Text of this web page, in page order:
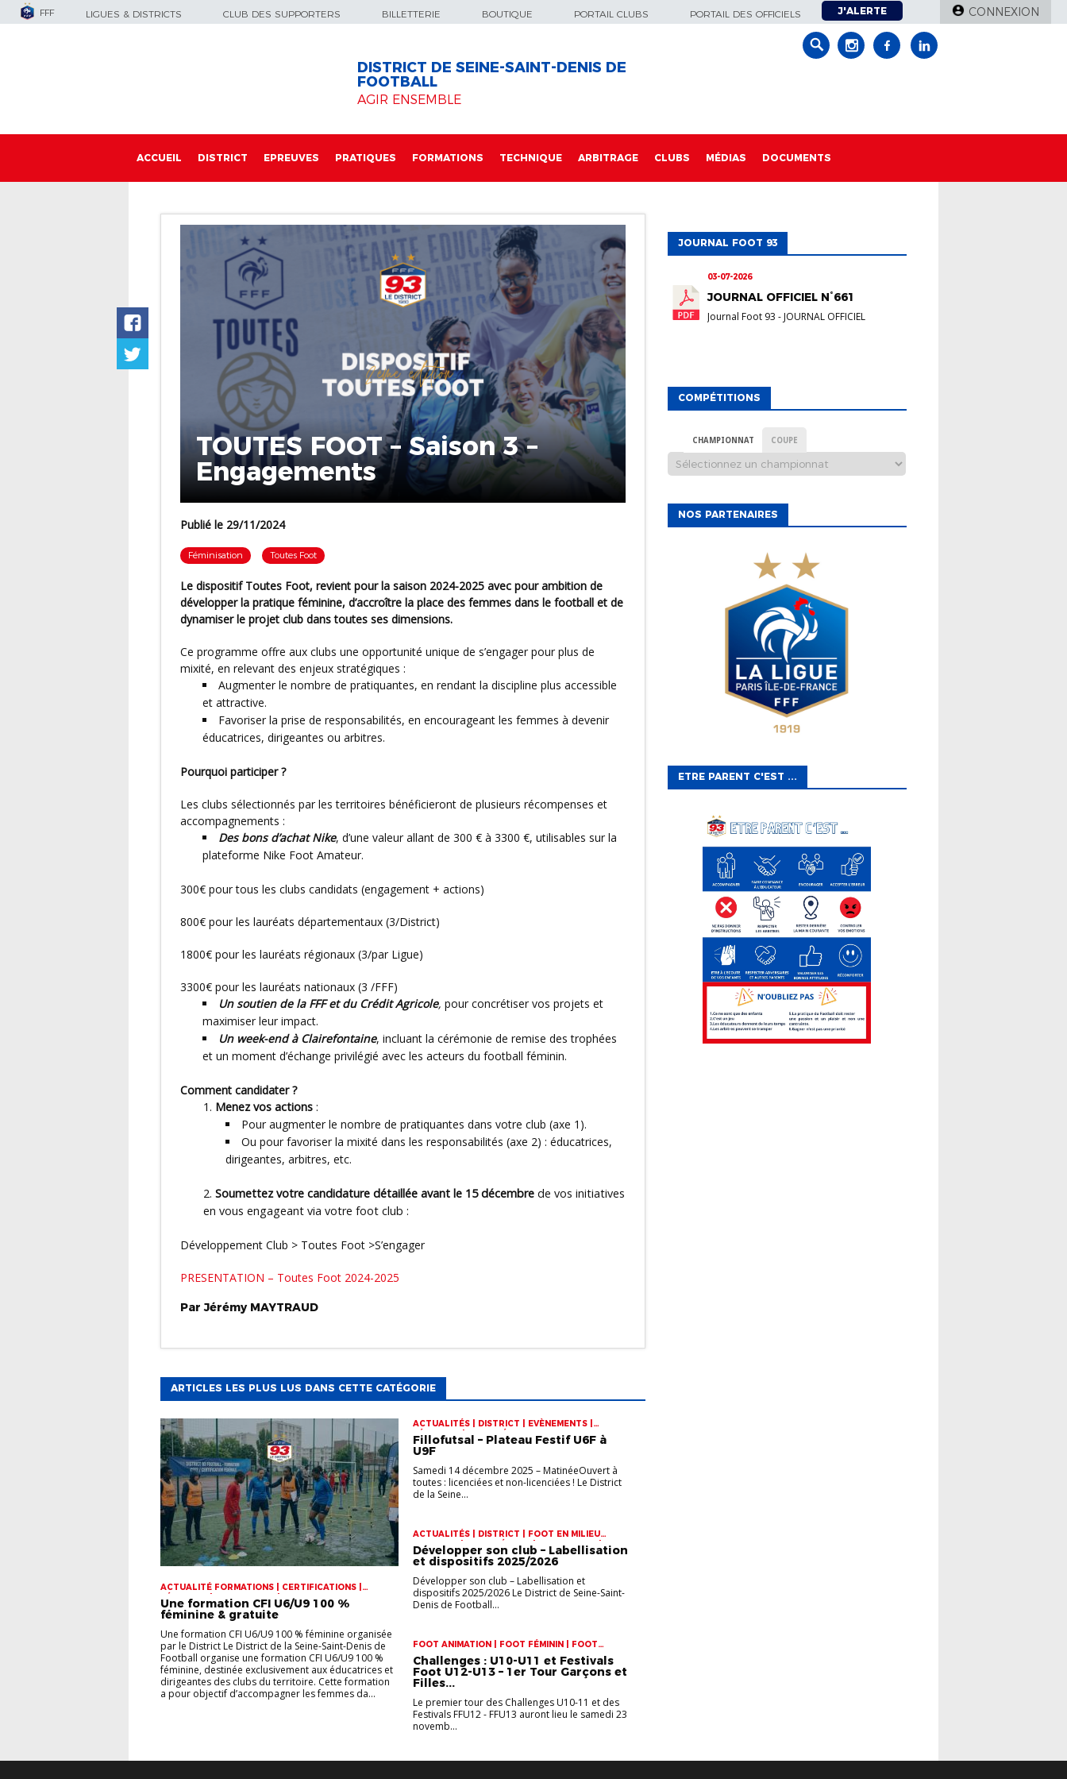
FFF LIGUES & DISTRICTS CLUB DES SUPPORTERS BILLETTERIE BOUTIQUE PORTAIL CLUBS PORTAIL DES OFFICIELS J'ALERTE CONNEXION
DISTRICT DE SEINE-SAINT-DENIS DE
FOOTBALL
AGIR ENSEMBLE
ACCUEIL DISTRICT EPREUVES PRATIQUES FORMATIONS TECHNIQUE ARBITRAGE CLUBS MÉDIAS DOCUMENTS
TOUTES FOOT – Saison 3 –
Engagements
Publié le 29/11/2024
Féminisation Toutes Foot
Le dispositif Toutes Foot, revient pour la saison 2024-2025 avec pour ambition de
développer la pratique féminine, d’accroître la place des femmes dans le football et de
dynamiser le projet club dans toutes ses dimensions.
Ce programme offre aux clubs une opportunité unique de s’engager pour plus de
mixité, en relevant des enjeux stratégiques :
Augmenter le nombre de pratiquantes, en rendant la discipline plus accessible
et attractive.
Favoriser la prise de responsabilités, en encourageant les femmes à devenir
éducatrices, dirigeantes ou arbitres.
Pourquoi participer ?
Les clubs sélectionnés par les territoires bénéficieront de plusieurs récompenses et
accompagnements :
Des bons d’achat Nike, d’une valeur allant de 300 € à 3300 €, utilisables sur la
plateforme Nike Foot Amateur.
300€ pour tous les clubs candidats (engagement + actions)
800€ pour les lauréats départementaux (3/District)
1800€ pour les lauréats régionaux (3/par Ligue)
3300€ pour les lauréats nationaux (3 /FFF)
Un soutien de la FFF et du Crédit Agricole, pour concrétiser vos projets et
maximiser leur impact.
Un week-end à Clairefontaine, incluant la cérémonie de remise des trophées
et un moment d’échange privilégié avec les acteurs du football féminin.
Comment candidater ?
Menez vos actions:
Pour augmenter le nombre de pratiquantes dans votre club (axe 1).
Ou pour favoriser la mixité dans les responsabilités (axe 2) : éducatrices,
dirigeantes, arbitres, etc.
Soumettez votre candidature détaillée avant le 15 décembrede vos initiatives
en vous engageant via votre foot club :
Développement Club > Toutes Foot >S’engager
PRESENTATION – Toutes Foot 2024-2025
ParJérémy MAYTRAUD
ARTICLES LES PLUS LUS DANS CETTE CATÉGORIE
ACTUALITÉ FORMATIONS | CERTIFICATIONS |
FÉMININES | FORMATIONS | INFOS PRATIQUES
CLUBS
Une formation CFI U6/U9 100 %
féminine & gratuite
Une formation CFI U6/U9 100 % féminine organisée
par le District Le District de la Seine-Saint-Denis de
Football organise une formation CFI U6/U9 100 %
féminine, destinée exclusivement aux éducatrices et
dirigeantes des clubs du territoire. Cette formation
a pour objectif d’accompagner les femmes da...
ACTUALITÉS | DISTRICT | EVÈNEMENTS |
FÉMININES | FOOT FÉMININ
Fillofutsal – Plateau Festif U6F à
U9F
Samedi 14 décembre 2025 – MatinéeOuvert à
toutes : licenciées et non-licenciées ! Le District
de la Seine...
ACTUALITÉS | DISTRICT | FOOT EN MILIEU
SCOLAIRE | FOOT FÉMININ | FOOT LOISIR |
LABEL FÉMININ | LABEL FUTSAL | LABEL JEUNES
| LABELS
Développer son club – Labellisation
et dispositifs 2025/2026
Développer son club – Labellisation et
dispositifs 2025/2026 Le District de Seine-Saint-
Denis de Football...
FOOT ANIMATION | FOOT FÉMININ | FOOT
MASCULIN
Challenges : U10-U11 et Festivals
Foot U12-U13 – 1er Tour Garçons et
Filles...
Le premier tour des Challenges U10-11 et des
Festivals FFU12 - FFU13 auront lieu le samedi 23
novemb...
JOURNAL FOOT 93
03-07-2026
JOURNAL OFFICIEL N°661
Journal Foot 93 - JOURNAL OFFICIEL
COMPÉTITIONS
CHAMPIONNAT COUPE
NOS PARTENAIRES
ETRE PARENT C'EST ...